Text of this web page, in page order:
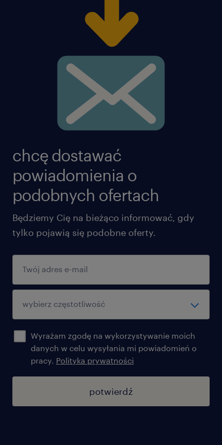
стабильное трудоустройство на долгосрочную
перспективу
опеку нашего консультанта на каждом этапе
рекрутации и трудоустройства
chcę dostawać
powiadomienia o
podobnych ofertach
Będziemy Cię na bieżąco informować, gdy
tylko pojawią się podobne oferty.
Wyrażam zgodę na wykorzystywanie moich
danych w celu wysyłania mi powiadomień o
pracy. Polityka prywatności
potwierdź